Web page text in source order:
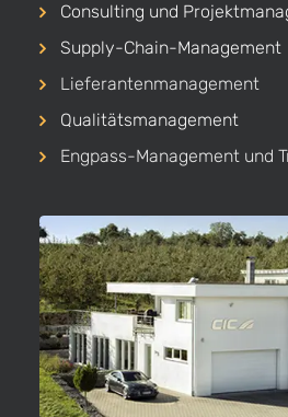
Consulting und
Supply-Chain-Management
Lieferanten­management
Qualitäts­management
Engpass-Management und